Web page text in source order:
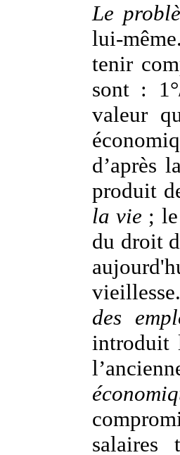
Le
lui-
tenir
sont :
valeur
d’après
produit
la vie ;
du droit
des
introduit
salaires